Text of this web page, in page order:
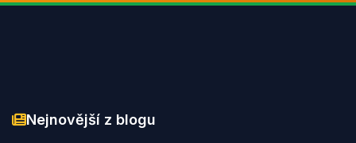
Nejnovější z blogu